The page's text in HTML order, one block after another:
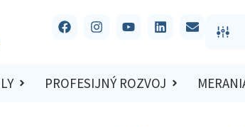
PROFESIJNÝ ROZVOJ